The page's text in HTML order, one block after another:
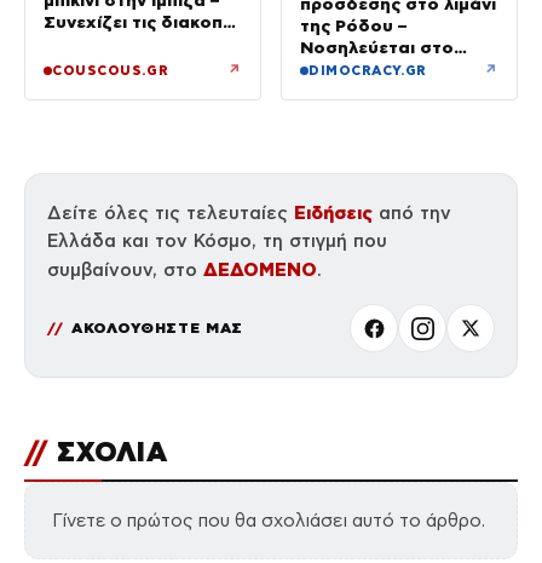
Συνεχίζει τις διακοπές
της, Αντρέα Γεωργίου
COUSCOUS.GR ↗
πρόσδεσης στο λιμάνι
της Ρόδου –
Νοσηλεύεται στο
νοσοκομείο
DIMOCRACY.GR ↗
Δείτε όλες τις τελευταίες Ειδήσεις από την
Ελλάδα και τον Κόσμο, τη στιγμή που
συμβαίνουν, στο ΔΕΔΟΜΕΝΟ.
ΑΚΟΛΟΥΘΗΣΤΕ ΜΑΣ
// ΣΧΟΛΙΑ
Γίνετε ο πρώτος που θα σχολιάσει αυτό το άρθρο.